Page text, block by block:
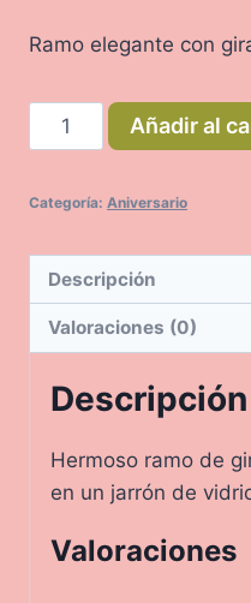
Ramo elegante con
Galiluz
cantidad
Añadir al
Categoría: Aniversario
Descripción
Valoraciones (0)
Descripción
Hermoso ramo de
en un jarrón de
Valoraciones